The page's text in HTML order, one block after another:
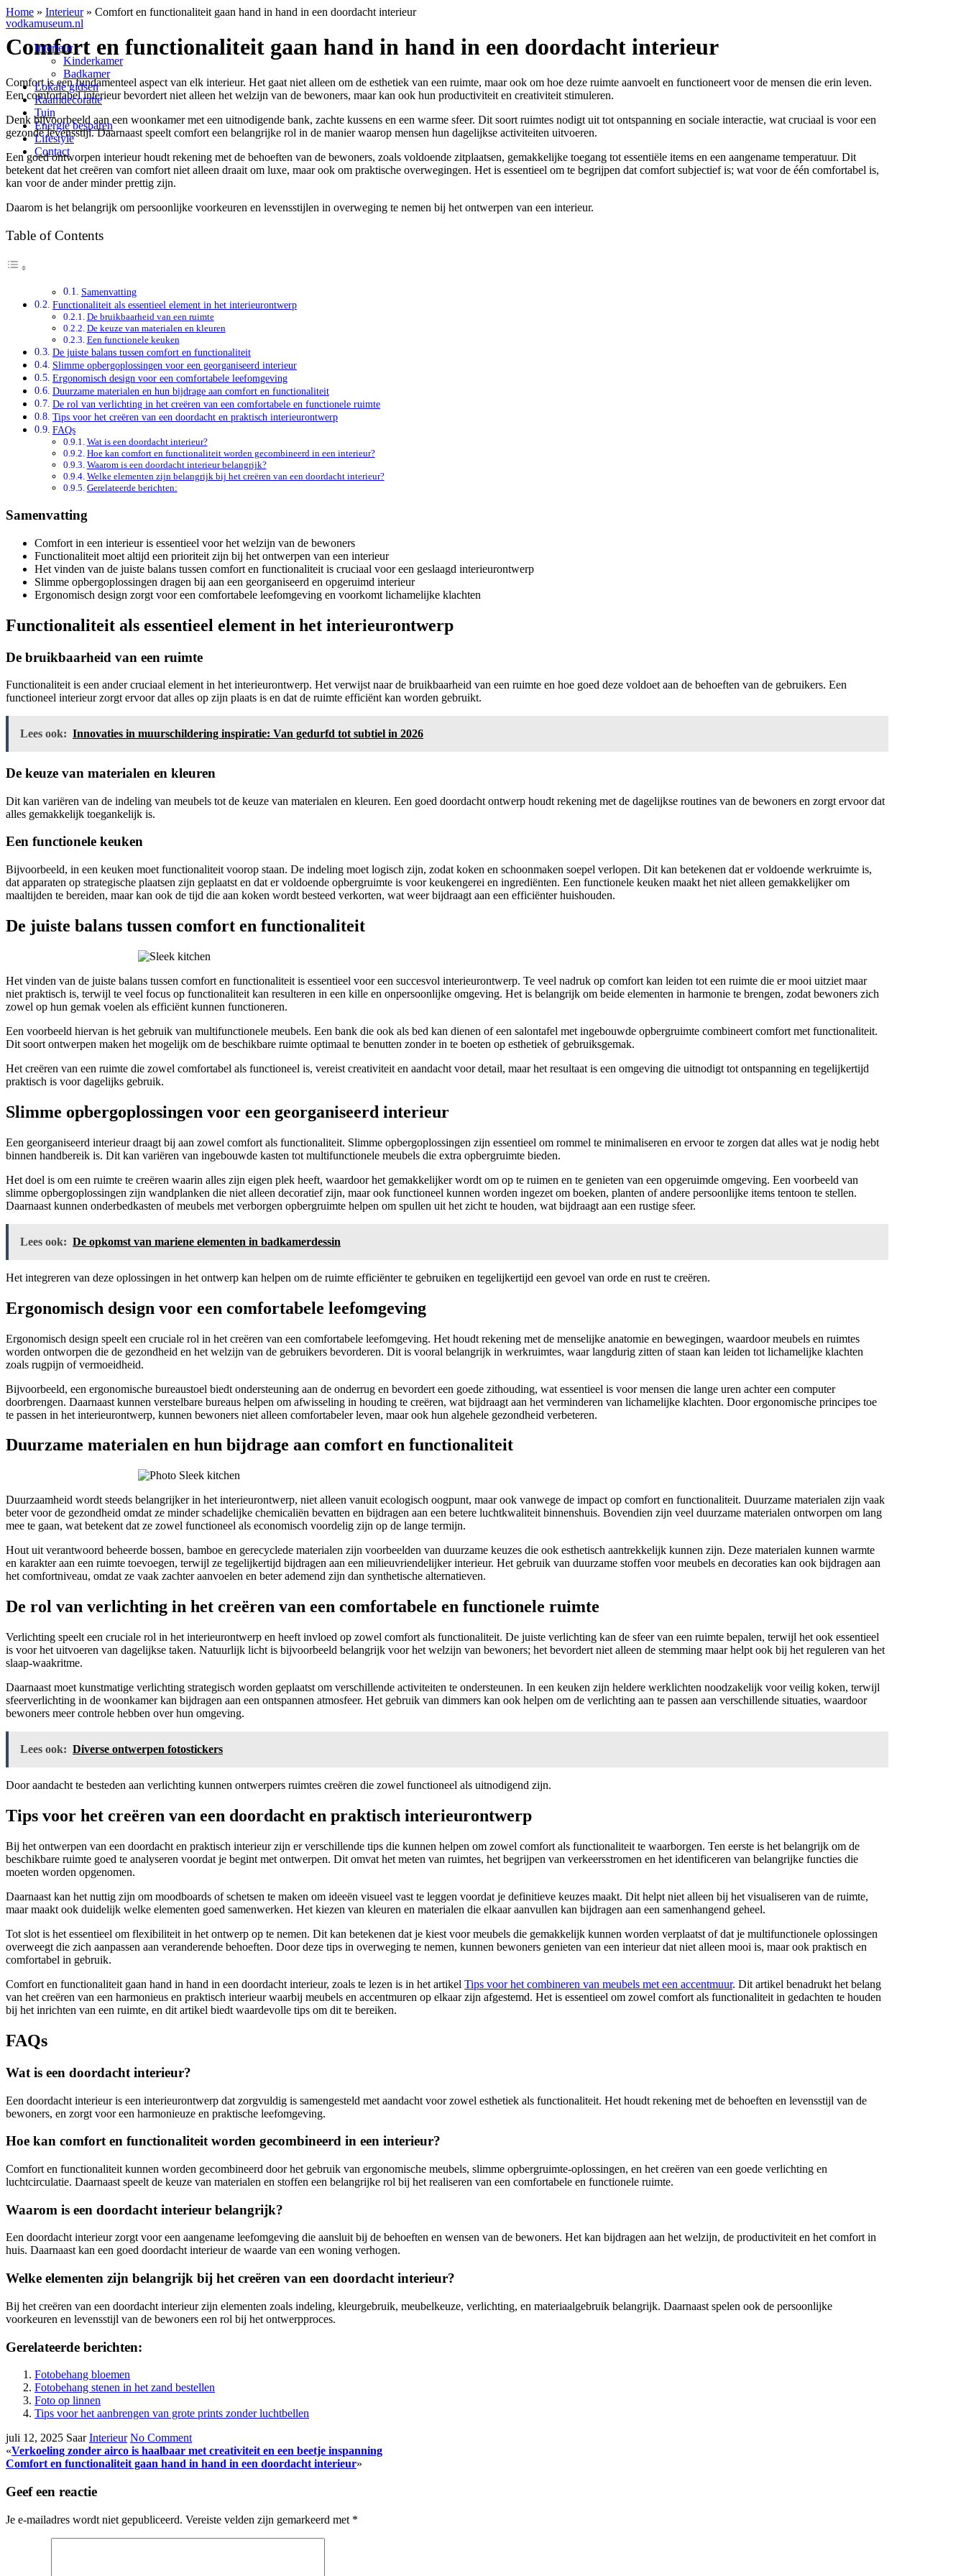
vodkamuseum.nl
Interieur
Kinderkamer
Badkamer
Lokale gidsen
Raamdecoratie
Tuin
Energie besparen
Lifestyle
Contact
Home » Interieur» Comfort en functionaliteit gaan hand in hand in een doordacht interieur
Comfort en functionaliteit gaan hand in hand in een doordacht interieur
Comfort is een fundamenteel aspect van elk interieur. Het gaat niet alleen om de esthetiek van een ruimte, maar ook om hoe deze ruimte aanvoelt en functioneert voor de mensen die erin leven.
Een comfortabel interieur bevordert niet alleen het welzijn van de bewoners, maar kan ook hun productiviteit en creativiteit stimuleren.
Denk bijvoorbeeld aan een woonkamer met een uitnodigende bank, zachte kussens en een warme sfeer. Dit soort ruimtes nodigt uit tot ontspanning en sociale interactie, wat cruciaal is voor een
gezonde levensstijl. Daarnaast speelt comfort een belangrijke rol in de manier waarop mensen hun dagelijkse activiteiten uitvoeren.
Een goed ontworpen interieur houdt rekening met de behoeften van de bewoners, zoals voldoende zitplaatsen, gemakkelijke toegang tot essentiële items en een aangename temperatuur. Dit
betekent dat het creëren van comfort niet alleen draait om luxe, maar ook om praktische overwegingen. Het is essentieel om te begrijpen dat comfort subjectief is; wat voor de één comfortabel is,
kan voor de ander minder prettig zijn.
Daarom is het belangrijk om persoonlijke voorkeuren en levensstijlen in overweging te nemen bij het ontwerpen van een interieur.
Table of Contents
Samenvatting
Functionaliteit als essentieel element in het interieurontwerp
De bruikbaarheid van een ruimte
De keuze van materialen en kleuren
Een functionele keuken
De juiste balans tussen comfort en functionaliteit
Slimme opbergoplossingen voor een georganiseerd interieur
Ergonomisch design voor een comfortabele leefomgeving
Duurzame materialen en hun bijdrage aan comfort en functionaliteit
De rol van verlichting in het creëren van een comfortabele en functionele ruimte
Tips voor het creëren van een doordacht en praktisch interieurontwerp
FAQs
Wat is een doordacht interieur?
Hoe kan comfort en functionaliteit worden gecombineerd in een interieur?
Waarom is een doordacht interieur belangrijk?
Welke elementen zijn belangrijk bij het creëren van een doordacht interieur?
Gerelateerde berichten:
Samenvatting
Comfort in een interieur is essentieel voor het welzijn van de bewoners
Functionaliteit moet altijd een prioriteit zijn bij het ontwerpen van een interieur
Het vinden van de juiste balans tussen comfort en functionaliteit is cruciaal voor een geslaagd interieurontwerp
Slimme opbergoplossingen dragen bij aan een georganiseerd en opgeruimd interieur
Ergonomisch design zorgt voor een comfortabele leefomgeving en voorkomt lichamelijke klachten
Functionaliteit als essentieel element in het interieurontwerp
De bruikbaarheid van een ruimte
Functionaliteit is een ander cruciaal element in het interieurontwerp. Het verwijst naar de bruikbaarheid van een ruimte en hoe goed deze voldoet aan de behoeften van de gebruikers. Een
functioneel interieur zorgt ervoor dat alles op zijn plaats is en dat de ruimte efficiënt kan worden gebruikt.
Lees ook: Innovaties in muurschildering inspiratie: Van gedurfd tot subtiel in 2026
De keuze van materialen en kleuren
Dit kan variëren van de indeling van meubels tot de keuze van materialen en kleuren. Een goed doordacht ontwerp houdt rekening met de dagelijkse routines van de bewoners en zorgt ervoor dat
alles gemakkelijk toegankelijk is.
Een functionele keuken
Bijvoorbeeld, in een keuken moet functionaliteit voorop staan. De indeling moet logisch zijn, zodat koken en schoonmaken soepel verlopen. Dit kan betekenen dat er voldoende werkruimte is,
dat apparaten op strategische plaatsen zijn geplaatst en dat er voldoende opbergruimte is voor keukengerei en ingrediënten. Een functionele keuken maakt het niet alleen gemakkelijker om
maaltijden te bereiden, maar kan ook de tijd die aan koken wordt besteed verkorten, wat weer bijdraagt aan een efficiënter huishouden.
De juiste balans tussen comfort en functionaliteit
Het vinden van de juiste balans tussen comfort en functionaliteit is essentieel voor een succesvol interieurontwerp. Te veel nadruk op comfort kan leiden tot een ruimte die er mooi uitziet maar
niet praktisch is, terwijl te veel focus op functionaliteit kan resulteren in een kille en onpersoonlijke omgeving. Het is belangrijk om beide elementen in harmonie te brengen, zodat bewoners zich
zowel op hun gemak voelen als efficiënt kunnen functioneren.
Een voorbeeld hiervan is het gebruik van multifunctionele meubels. Een bank die ook als bed kan dienen of een salontafel met ingebouwde opbergruimte combineert comfort met functionaliteit.
Dit soort ontwerpen maken het mogelijk om de beschikbare ruimte optimaal te benutten zonder in te boeten op esthetiek of gebruiksgemak.
Het creëren van een ruimte die zowel comfortabel als functioneel is, vereist creativiteit en aandacht voor detail, maar het resultaat is een omgeving die uitnodigt tot ontspanning en tegelijkertijd
praktisch is voor dagelijks gebruik.
Slimme opbergoplossingen voor een georganiseerd interieur
Een georganiseerd interieur draagt bij aan zowel comfort als functionaliteit. Slimme opbergoplossingen zijn essentieel om rommel te minimaliseren en ervoor te zorgen dat alles wat je nodig hebt
binnen handbereik is. Dit kan variëren van ingebouwde kasten tot multifunctionele meubels die extra opbergruimte bieden.
Het doel is om een ruimte te creëren waarin alles zijn eigen plek heeft, waardoor het gemakkelijker wordt om op te ruimen en te genieten van een opgeruimde omgeving. Een voorbeeld van
slimme opbergoplossingen zijn wandplanken die niet alleen decoratief zijn, maar ook functioneel kunnen worden ingezet om boeken, planten of andere persoonlijke items tentoon te stellen.
Daarnaast kunnen onderbedkasten of meubels met verborgen opbergruimte helpen om spullen uit het zicht te houden, wat bijdraagt aan een rustige sfeer.
Lees ook: De opkomst van mariene elementen in badkamerdessin
Het integreren van deze oplossingen in het ontwerp kan helpen om de ruimte efficiënter te gebruiken en tegelijkertijd een gevoel van orde en rust te creëren.
Ergonomisch design voor een comfortabele leefomgeving
Ergonomisch design speelt een cruciale rol in het creëren van een comfortabele leefomgeving. Het houdt rekening met de menselijke anatomie en bewegingen, waardoor meubels en ruimtes
worden ontworpen die de gezondheid en het welzijn van de gebruikers bevorderen. Dit is vooral belangrijk in werkruimtes, waar langdurig zitten of staan kan leiden tot lichamelijke klachten
zoals rugpijn of vermoeidheid.
Bijvoorbeeld, een ergonomische bureaustoel biedt ondersteuning aan de onderrug en bevordert een goede zithouding, wat essentieel is voor mensen die lange uren achter een computer
doorbrengen. Daarnaast kunnen verstelbare bureaus helpen om afwisseling in houding te creëren, wat bijdraagt aan het verminderen van lichamelijke klachten. Door ergonomische principes toe
te passen in het interieurontwerp, kunnen bewoners niet alleen comfortabeler leven, maar ook hun algehele gezondheid verbeteren.
Duurzame materialen en hun bijdrage aan comfort en functionaliteit
Duurzaamheid wordt steeds belangrijker in het interieurontwerp, niet alleen vanuit ecologisch oogpunt, maar ook vanwege de impact op comfort en functionaliteit. Duurzame materialen zijn vaak
beter voor de gezondheid omdat ze minder schadelijke chemicaliën bevatten en bijdragen aan een betere luchtkwaliteit binnenshuis. Bovendien zijn veel duurzame materialen ontworpen om lang
mee te gaan, wat betekent dat ze zowel functioneel als economisch voordelig zijn op de lange termijn.
Hout uit verantwoord beheerde bossen, bamboe en gerecyclede materialen zijn voorbeelden van duurzame keuzes die ook esthetisch aantrekkelijk kunnen zijn. Deze materialen kunnen warmte
en karakter aan een ruimte toevoegen, terwijl ze tegelijkertijd bijdragen aan een milieuvriendelijker interieur. Het gebruik van duurzame stoffen voor meubels en decoraties kan ook bijdragen aan
het comfortniveau, omdat ze vaak zachter aanvoelen en beter ademend zijn dan synthetische alternatieven.
De rol van verlichting in het creëren van een comfortabele en functionele ruimte
Verlichting speelt een cruciale rol in het interieurontwerp en heeft invloed op zowel comfort als functionaliteit. De juiste verlichting kan de sfeer van een ruimte bepalen, terwijl het ook essentieel
is voor het uitvoeren van dagelijkse taken. Natuurlijk licht is bijvoorbeeld belangrijk voor het welzijn van bewoners; het bevordert niet alleen de stemming maar helpt ook bij het reguleren van het
slaap-waakritme.
Daarnaast moet kunstmatige verlichting strategisch worden geplaatst om verschillende activiteiten te ondersteunen. In een keuken zijn heldere werklichten noodzakelijk voor veilig koken, terwijl
sfeerverlichting in de woonkamer kan bijdragen aan een ontspannen atmosfeer. Het gebruik van dimmers kan ook helpen om de verlichting aan te passen aan verschillende situaties, waardoor
bewoners meer controle hebben over hun omgeving.
Lees ook: Diverse ontwerpen fotostickers
Door aandacht te besteden aan verlichting kunnen ontwerpers ruimtes creëren die zowel functioneel als uitnodigend zijn.
Tips voor het creëren van een doordacht en praktisch interieurontwerp
Bij het ontwerpen van een doordacht en praktisch interieur zijn er verschillende tips die kunnen helpen om zowel comfort als functionaliteit te waarborgen. Ten eerste is het belangrijk om de
beschikbare ruimte goed te analyseren voordat je begint met ontwerpen. Dit omvat het meten van ruimtes, het begrijpen van verkeersstromen en het identificeren van belangrijke functies die
moeten worden opgenomen.
Daarnaast kan het nuttig zijn om moodboards of schetsen te maken om ideeën visueel vast te leggen voordat je definitieve keuzes maakt. Dit helpt niet alleen bij het visualiseren van de ruimte,
maar maakt ook duidelijk welke elementen goed samenwerken. Het kiezen van kleuren en materialen die elkaar aanvullen kan bijdragen aan een samenhangend geheel.
Tot slot is het essentieel om flexibiliteit in het ontwerp op te nemen. Dit kan betekenen dat je kiest voor meubels die gemakkelijk kunnen worden verplaatst of dat je multifunctionele oplossingen
overweegt die zich aanpassen aan veranderende behoeften. Door deze tips in overweging te nemen, kunnen bewoners genieten van een interieur dat niet alleen mooi is, maar ook praktisch en
comfortabel in gebruik.
Comfort en functionaliteit gaan hand in hand in een doordacht interieur, zoals te lezen is in het artikel Tips voor het combineren van meubels met een accentmuur. Dit artikel benadrukt het belang
van het creëren van een harmonieus en praktisch interieur waarbij meubels en accentmuren op elkaar zijn afgestemd. Het is essentieel om zowel comfort als functionaliteit in gedachten te houden
bij het inrichten van een ruimte, en dit artikel biedt waardevolle tips om dit te bereiken.
FAQs
Wat is een doordacht interieur?
Een doordacht interieur is een interieurontwerp dat zorgvuldig is samengesteld met aandacht voor zowel esthetiek als functionaliteit. Het houdt rekening met de behoeften en levensstijl van de
bewoners, en zorgt voor een harmonieuze en praktische leefomgeving.
Hoe kan comfort en functionaliteit worden gecombineerd in een interieur?
Comfort en functionaliteit kunnen worden gecombineerd door het gebruik van ergonomische meubels, slimme opbergruimte-oplossingen, en het creëren van een goede verlichting en
luchtcirculatie. Daarnaast speelt de keuze van materialen en stoffen een belangrijke rol bij het realiseren van een comfortabele en functionele ruimte.
Waarom is een doordacht interieur belangrijk?
Een doordacht interieur zorgt voor een aangename leefomgeving die aansluit bij de behoeften en wensen van de bewoners. Het kan bijdragen aan het welzijn, de productiviteit en het comfort in
huis. Daarnaast kan een goed doordacht interieur de waarde van een woning verhogen.
Welke elementen zijn belangrijk bij het creëren van een doordacht interieur?
Bij het creëren van een doordacht interieur zijn elementen zoals indeling, kleurgebruik, meubelkeuze, verlichting, en materiaalgebruik belangrijk. Daarnaast spelen ook de persoonlijke
voorkeuren en levensstijl van de bewoners een rol bij het ontwerpproces.
Gerelateerde berichten:
Fotobehang bloemen
Fotobehang stenen in het zand bestellen
Foto op linnen
Tips voor het aanbrengen van grote prints zonder luchtbellen
juli 12, 2025 Saar Interieur No Comment
«Verkoeling zonder airco is haalbaar met creativiteit en een beetje inspanning
Comfort en functionaliteit gaan hand in hand in een doordacht interieur»
Geef een reactie
Je e-mailadres wordt niet gepubliceerd. Vereiste velden zijn gemarkeerd met *